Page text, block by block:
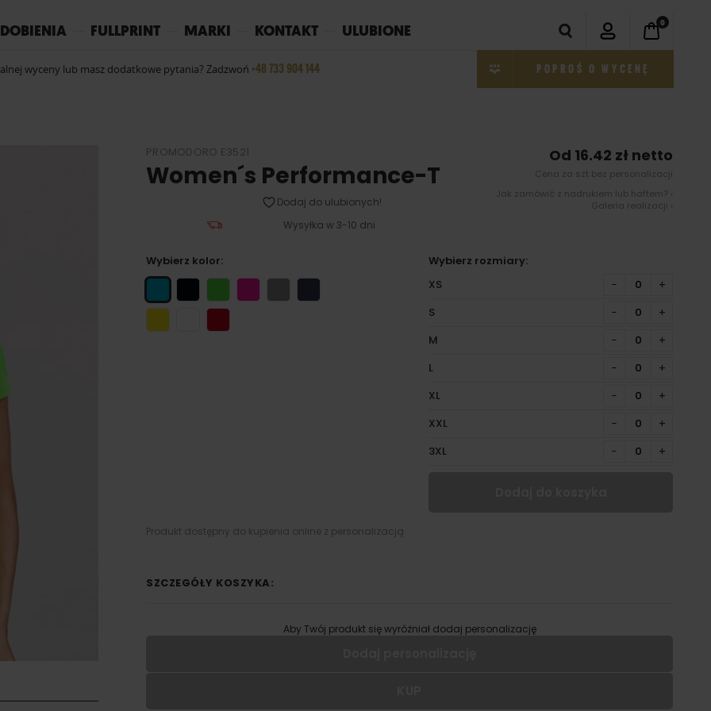
FULLPRINT MARKI KONTAKT ULUBIONE
wyceny lub masz dodatkowe pytania? Zadzwoń +48 733 904 144
0
POPROŚ O WYCENĘ
PROMODORO E3521
Women´s Performance-T
Dodaj do ulubionych!
Wysyłka w 3-10 dni
Od 16.42 zł netto
Cena za szt bez personalizacji
Jak zamówić z nadrukiem lub haftem? ›
Galeria realizacji ›
Wybierz kolor:
Wybierz rozmiary:
XS
− +
S − +
M − +
L − +
XL − +
XXL − +
3XL − +
Produkt dostępny do kupienia online z personalizacją
SZCZEGÓŁY KOSZYKA:
Aby Twój produkt się wyróżniał dodaj personalizację